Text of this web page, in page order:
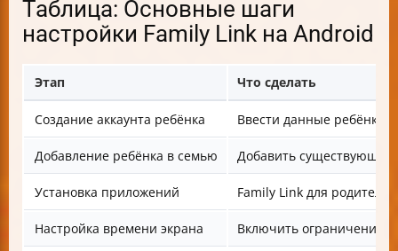
Таблица: Основные шаги
настройки Family Link на Android
Этап Что сделать
Создание аккаунта ребёнка Ввести данные ребёнка,
Добавление ребёнка в семью Добавить существующий
Установка приложений Family Link для
Настройка времени экрана Включить ограничения,